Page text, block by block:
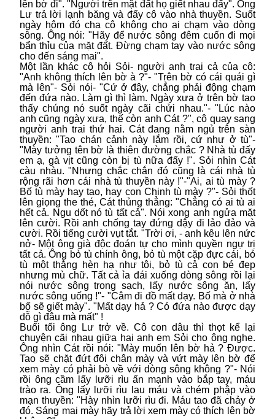
lên bờ đi". "Người trên mặt đất họ giết nhau đấy". Ông
Lư trả lời lạnh băng và đẩy cô vào nhà thuyền. Suốt
ngày hôm đó cha cô không cho ai chạm vào dòng
sông. Ông nói: "Hãy để nước sông đêm cuốn đi mọi
bẩn thỉu của mặt đất. Đừng chạm tay vào nước sông
cho đến sáng mai".
Một lần khác cô hỏi Sỏi- người anh trai cả của cô:
"Anh không thích lên bờ à ?"- "Trên bờ có cái quái gì
mà lên"- Sỏi nói- "Cứ ở đây, chẳng phải động chạm
đến đứa nào. Làm gì thì làm. Ngày xưa ở trên bờ tao
thấy chúng nó suốt ngày cãi chửi nhau."- "Lúc nào
anh cũng ngày xưa, thế còn anh Cát ?", cô quay sang
người anh trai thứ hai. Cát đang nằm ngủ trên sàn
thuyền: "Tao chán cảnh này lắm rồi, cứ như ở tù"-
"Mày tưởng tên bờ là thiên đường chắc ? Nhà tù đấy
em ạ, gà vịt cũng còn bị tù nữa đấy !". Sỏi nhìn Cát
càu nhàu. "Nhưng chắc chắn đó cũng là cái nhà tù
rộng rãi hơn cái nhà tù thuyền này !"-"Ai, ai tù mày ?
Bố tù mày hay tao, hay con Chinh tù mày ?"- Sỏi thốt
lên giọng the thé, Cát thủng thẳng: "Chẳng có ai tù ai
hết cả. Ngu dốt nó tù tất cả". Nói xong anh ngửa mặt
lên cười. Rồi anh chống tay đứng dậy đi lảo đảo và
cười. Rồi tiếng cười vụt tắt. "Trời ơi, - anh kêu lên nức
nở- Một ông già độc đoán tự cho mình quyền ngự trị
tất cả. Ông bỏ tù chính ông, bỏ tù một cặp đực cái, bỏ
tù một thằng hèn hạ như tôi, bỏ tù cả con bé đẹp
nhưng mù chữ. Tất cả ỉa đái xuống dòng sông rồi lại
nói nước sông trong sạch, lấy nước sông ăn, lấy
nước sông uống !"- "Câm đi đồ mất dạy. Bố mà ở nhà
bố sẽ giết mày". "Mất dạy hả ? Có đứa nào được dạy
dỗ gì đâu mà mất" !
Buổi tối ông Lư trở về. Cô con dâu thì thọt kể lại
chuyện cãi nhau giữa hai anh em Sỏi cho ông nghe.
Ông nhìn Cát rồi nói: "Mày muốn lên bờ hả ? Được.
Tao sẽ chặt đứt đôi chân mày và vứt mày lên bờ để
xem mày có phải bò về với dòng sông không ?"- Nói
rồi ông cầm lấy lưỡi rìu ấn mạnh vào bắp tay, máu
trào ra. Ông lấy lưỡi rìu lau máu và chém phập vào
mạn thuyền: "Hày nhìn lưỡi rìu đi. Máu tao đã chảy ở
đó. Sáng mai mày hãy trả lời xem mày có thích lên bờ